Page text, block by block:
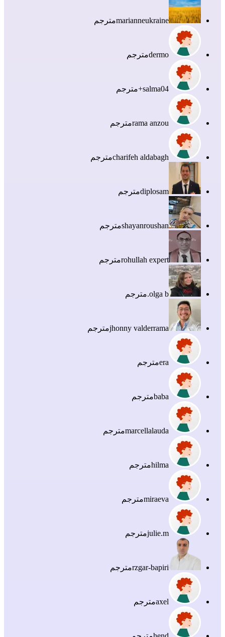
marianneukraineمترجم
dermoمترجم
salma04+ مترجم
rama anzouمترجم
charifeh aldabaghمترجم
diplosamمترجم
shayanroushanمترجم
rohullah expertمترجم
olga b. مترجم
jhonny valderramaمترجم
eraمترجم
babaمترجم
marcellalaudaمترجم
hilmaمترجم
miraevaمترجم
julie.mمترجم
rzgar-bapiriمترجم
axelمترجم